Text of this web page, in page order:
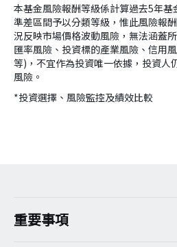
本基金風險報酬等級係計算過去5年
準差區間予以分類等級，惟此風險報
況反映市場價格波動風險，無法涵蓋
匯率風險、投資標的產業風險、信用
等)，不宜作為投資唯一依據，投資人
風險。
*投資選擇、風險監控及績效比較
重要事項